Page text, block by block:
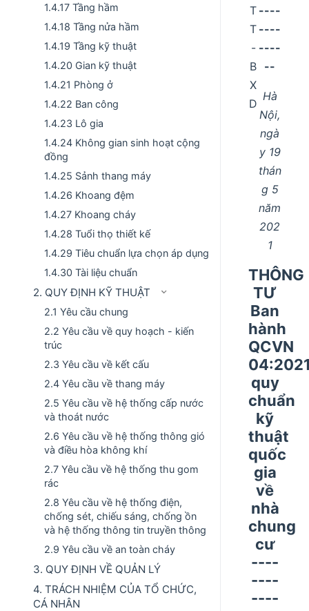
1.4.17 Tầng hầm
1.4.18 Tầng nửa hầm
1.4.19 Tầng kỹ thuật
1.4.20 Gian kỹ thuật
1.4.21 Phòng ở
1.4.22 Ban công
1.4.23 Lô gia
1.4.24 Không gian sinh hoạt cộng
đồng
1.4.25 Sảnh thang máy
1.4.26 Khoang đệm
1.4.27 Khoang cháy
1.4.28 Tuổi thọ thiết kế
1.4.29 Tiêu chuẩn lựa chọn áp dụng
1.4.30 Tài liệu chuẩn
2. QUY ĐỊNH KỸ THUẬT
2.1 Yêu cầu chung
2.2 Yêu cầu về quy hoạch - kiến
trúc
2.3 Yêu cầu về kết cấu
2.4 Yêu cầu về thang máy
2.5 Yêu cầu về hệ thống cấp nước
và thoát nước
2.6 Yêu cầu về hệ thống thông gió
và điều hòa không khí
2.7 Yêu cầu về hệ thống thu gom
rác
2.8 Yêu cầu về hệ thống điện,
chống sét, chiếu sáng, chống ồn
và hệ thống thông tin truyền thông
2.9 Yêu cầu về an toàn cháy
3. QUY ĐỊNH VỀ QUẢN LÝ
4. TRÁCH NHIỆM CỦA TỔ CHỨC,
CÁ NHÂN
T
T
-
B
X
D
----
----
----
--
Hà
Nội,
ngà
y 19
thán
g 5
năm
202
1
THÔNG
TƯ
Ban
hành
QCVN
quy
chuẩn
kỹ
thuật
quốc
gia
về
nhà
chung
cư
----
----
----